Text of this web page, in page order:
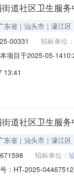
道社区卫生服
东省｜汕头市｜濠江区
00331 招标单位：
项目于2025-05-
尖兵,APP/尖兵复印
13:41
道社区卫生服
东省｜汕头市｜濠江区
招标单位：
：HT-2025-